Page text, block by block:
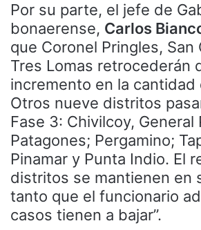
Por su parte, el jefe de
bonaerense, Carlos
que Coronel Pringles, San
Tres Lomas retrocederán
incremento en la cantidad
Otros nueve distritos
Fase 3: Chivilcoy, General
Patagones; Pergamino;
Pinamar y Punta Indio. El
distritos se mantienen en
tanto que el funcionario
casos tienen a bajar”.